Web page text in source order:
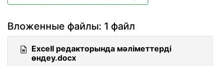
Вложенные файлы: 1 файл
Excell редакторында мәліметтерді
өндеу.docx